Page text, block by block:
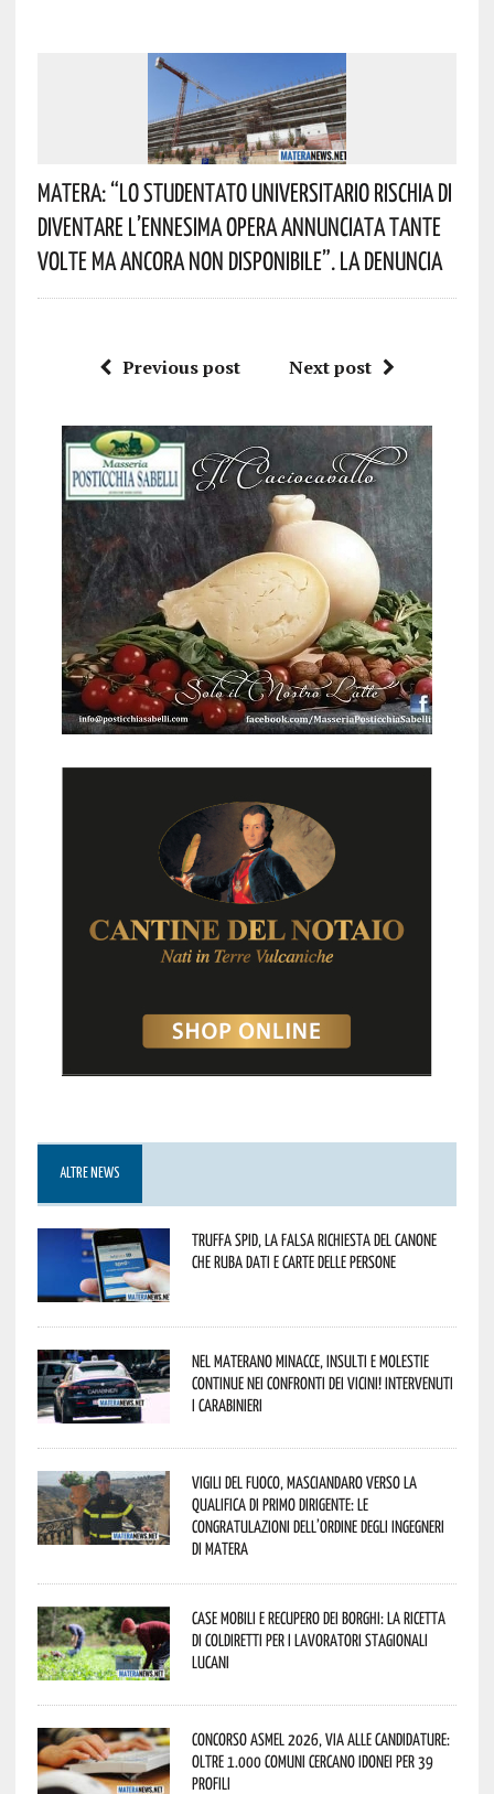
Matera: “Lo Studentato Universitario Rischia Di
Diventare L’ennesima Opera Annunciata Tante
Volte Ma Ancora Non Disponibile”. La Denuncia
Previous post Next post
ALTRE NEWS
Truffa Spid, la falsa richiesta del canone
che ruba dati e carte delle persone
Nel materano minacce, insulti e molestie
continue nei confronti dei vicini! Intervenuti
i Carabinieri
Vigili del Fuoco, Masciandaro verso la
qualifica di Primo Dirigente: le
congratulazioni dell’Ordine degli Ingegneri
di Matera
Case mobili e recupero dei borghi: la ricetta
di Coldiretti per i lavoratori stagionali
lucani
Concorso Asmel 2026, via alle candidature:
oltre 1.000 Comuni cercano idonei per 39
profili